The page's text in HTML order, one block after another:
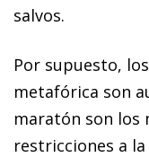
salvos.
Por supuesto,
metafórica son
maratón son los
restricciones a